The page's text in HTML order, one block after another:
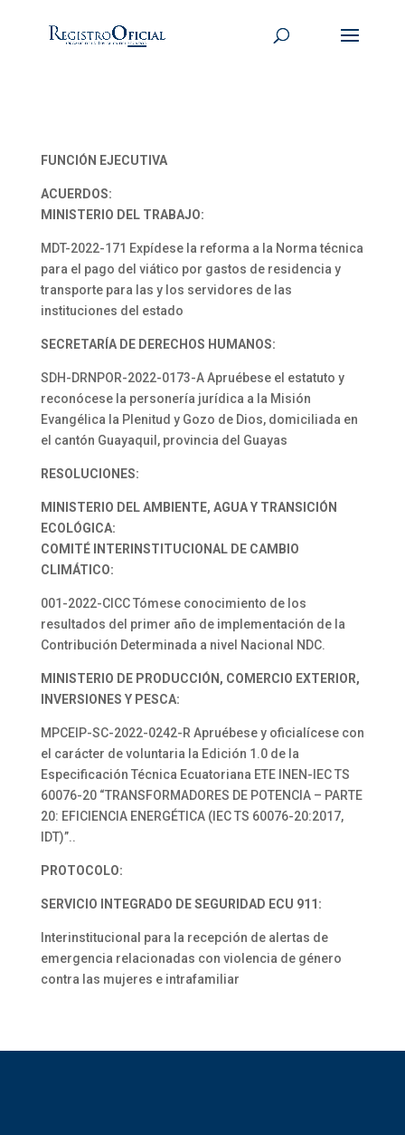
FUNCIÓN EJECUTIVA
ACUERDOS:
MINISTERIO DEL TRABAJO:
MDT-2022-171 Expídese la reforma a la Norma técnica
para el pago del viático por gastos de residencia y
transporte para las y los servidores de las
instituciones del estado
SECRETARÍA DE DERECHOS HUMANOS:
SDH-DRNPOR-2022-0173-A Apruébese el estatuto y
reconócese la personería jurídica a la Misión
Evangélica la Plenitud y Gozo de Dios, domiciliada en
el cantón Guayaquil, provincia del Guayas
RESOLUCIONES:
MINISTERIO DEL AMBIENTE, AGUA Y TRANSICIÓN
ECOLÓGICA:
COMITÉ INTERINSTITUCIONAL DE CAMBIO
CLIMÁTICO:
001-2022-CICC Tómese conocimiento de los
resultados del primer año de implementación de la
Contribución Determinada a nivel Nacional NDC.
MINISTERIO DE PRODUCCIÓN, COMERCIO EXTERIOR,
INVERSIONES Y PESCA:
MPCEIP-SC-2022-0242-R Apruébese y oficialícese con
el carácter de voluntaria la Edición 1.0 de la
Especificación Técnica Ecuatoriana ETE INEN-IEC TS
60076-20 “TRANSFORMADORES DE POTENCIA – PARTE
20: EFICIENCIA ENERGÉTICA (IEC TS 60076-20:2017,
IDT)”..
PROTOCOLO:
SERVICIO INTEGRADO DE SEGURIDAD ECU 911:
Interinstitucional para la recepción de alertas de
emergencia relacionadas con violencia de género
contra las mujeres e intrafamiliar